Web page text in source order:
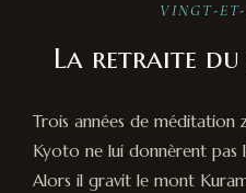
VINGT-
La retraite
Trois années de méditation
Kyoto ne lui donnèrent pas
Alors il gravit le mont